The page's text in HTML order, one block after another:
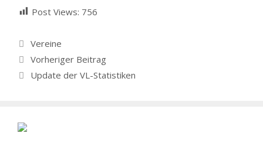
Post Views: 756
Kategorien
Vereine
Vorheriger Beitrag
Update der VL-Statistiken